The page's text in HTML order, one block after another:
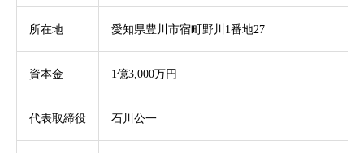
所在地 愛知県豊川市宿町野川1番地27
資本金 1億3,000万円
代表取締役 石川公一